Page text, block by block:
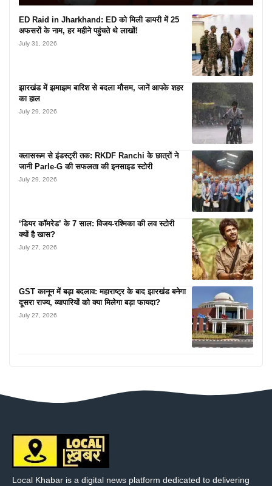
ED Raid in Jharkhand: ED को मिली डायरी में 25
अफसरों के नाम, हर महीने पहुंचते थे लाखों!
July 31, 2026
झारखंड में झमाझम बारिश से बदला मौसम, जानें आपके शहर
का हाल
July 29, 2026
क्लासरूम से इंडस्ट्री तक: RKDF Ranchi के छात्रों ने
जानी Parle-G की सफलता की इनसाइड स्टोरी
July 29, 2026
‘डियर कॉमरेड’ के 7 साल: विजय-रश्मिका की लव स्टोरी
क्यों है खास?
July 27, 2026
GST कानून में बड़ा बदलाव: महाराष्ट्र के बाद झारखंड बनेगा
दूसरा राज्य, व्यापारियों को क्या मिलेगा बड़ा फायदा?
July 27, 2026
Local Khabar is a digital news platform dedicated to delivering